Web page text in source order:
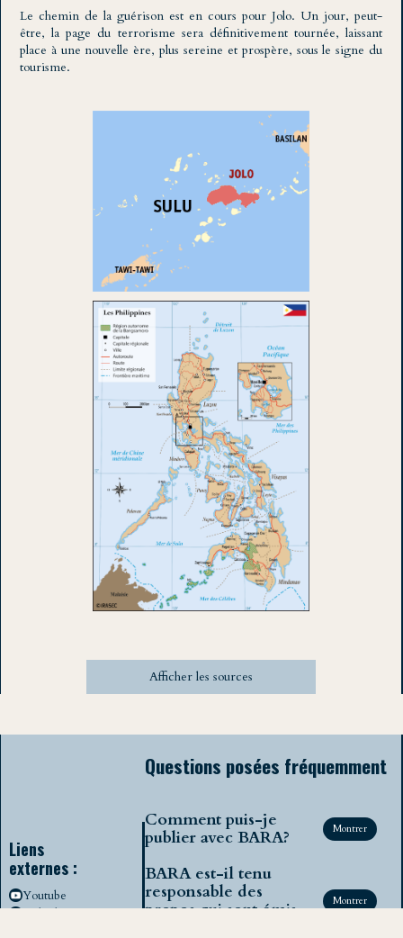
Le chemin de la guérison est en cours pour Jolo. Un jour, peut-
être, la page du terrorisme sera définitivement tournée, laissant
place à une nouvelle ère, plus sereine et prospère, sous le signe du
tourisme.
Afficher les sources
Liens
externes :
Youtube
LinkedIn
Questions posées fréquemment
Comment puis-je
publier avec BARA?
Montrer
BARA est-il tenu
responsable des
propos qui sont émis
Montrer